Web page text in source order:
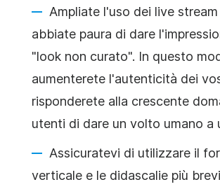
Ampliate l'uso dei live
abbiate paura di dare
"look non curato". In questo
aumenterete l'autenticità dei
risponderete alla crescente
utenti di dare un volto umano a
Assicuratevi di utilizzare il
verticale e le didascalie più